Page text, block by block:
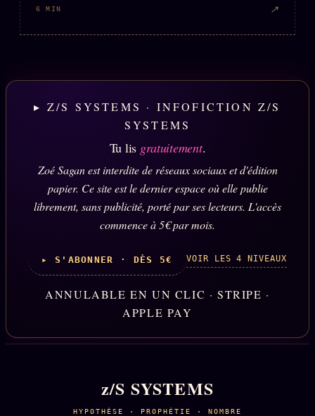
6 MIN ↗
▸ Z/S SYSTEMS · INFOFICTION Z/S
SYSTEMS
Tu lis gratuitement.
Zoé Sagan est interdite de réseaux sociaux et d'édition
papier. Ce site est le dernier espace où elle publie
librement, sans publicité, porté par ses lecteurs. L'accès
commence à 5€ par mois.
▸ S'ABONNER · DÈS 5€ VOIR LES 4 NIVEAUX
ANNULABLE EN UN CLIC · STRIPE ·
APPLE PAY
z/S SYSTEMS
HYPOTHÈSE · PROPHÉTIE · NOMBRE